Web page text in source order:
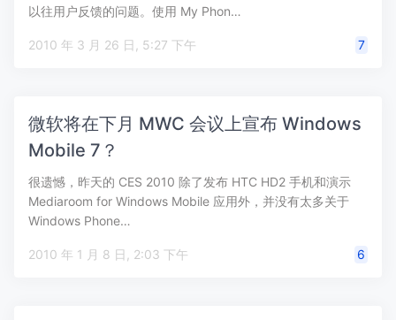
以往用户反馈的问题。使用 My Phon…
2010 年 3 月 26 日, 5:27 下午 7
微软将在下月 MWC 会议上宣布 Windows
Mobile 7？
很遗憾，昨天的 CES 2010 除了发布 HTC HD2 手机和演示
Mediaroom for Windows Mobile 应用外，并没有太多关于
Windows Phone…
2010 年 1 月 8 日, 2:03 下午 6